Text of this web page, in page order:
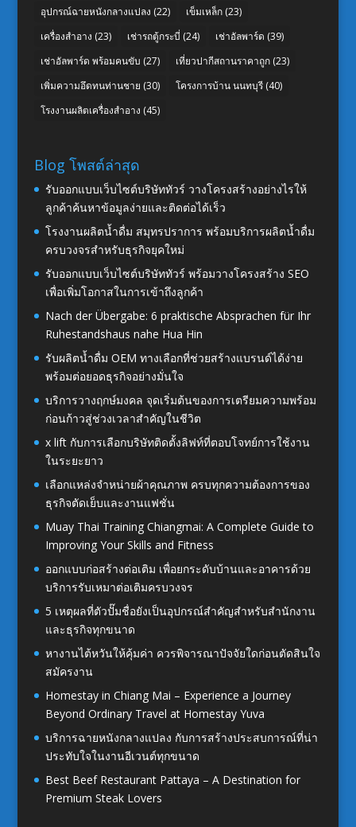
อุปกรณ์ฉายหนังกลางแปลง (22) เข็มเหล็ก(23)
เครื่องสำอาง (23) เช่ารถตู้กระบี่ (24) เช่าอัลพาร์ด (39)
เช่าอัลพาร์ด พร้อมคนขับ (27) เที่ยวปากีสถานราคาถูก(23)
เพิ่มความอึดทนท่านชาย (30) โครงการบ้าน นนทบุรี(40)
โรงงานผลิตเครื่องสำอาง (45)
Blog โพสต์ล่าสุด
รับออกแบบเว็บไซต์บริษัททัวร์ วางโครงสร้างอย่างไรให้
ลูกค้าค้นหาข้อมูลง่ายและติดต่อได้เร็ว
โรงงานผลิตน้ำดื่ม สมุทรปราการ พร้อมบริการผลิตน้ำดื่ม
ครบวงจรสำหรับธุรกิจยุคใหม่
รับออกแบบเว็บไซต์บริษัททัวร์ พร้อมวางโครงสร้าง SEO
เพื่อเพิ่มโอกาสในการเข้าถึงลูกค้า
Nach der Übergabe: 6 praktische Absprachen für Ihr
Ruhestandshaus nahe Hua Hin
รับผลิตน้ำดื่ม OEM ทางเลือกที่ช่วยสร้างแบรนด์ได้ง่าย
พร้อมต่อยอดธุรกิจอย่างมั่นใจ
บริการวางฤกษ์มงคล จุดเริ่มต้นของการเตรียมความพร้อม
ก่อนก้าวสู่ช่วงเวลาสำคัญในชีวิต
x lift กับการเลือกบริษัทติดตั้งลิฟท์ที่ตอบโจทย์การใช้งาน
ในระยะยาว
เลือกแหล่งจำหน่ายผ้าคุณภาพ ครบทุกความต้องการของ
ธุรกิจตัดเย็บและงานแฟชั่น
Muay Thai Training Chiangmai: A Complete Guide to
Improving Your Skills and Fitness
ออกแบบก่อสร้างต่อเติม เพื่อยกระดับบ้านและอาคารด้วย
บริการรับเหมาต่อเติมครบวงจร
5 เหตุผลที่ตัวปั๊มชื่อยังเป็นอุปกรณ์สำคัญสำหรับสำนักงาน
และธุรกิจทุกขนาด
หางานไต้หวันให้คุ้มค่า ควรพิจารณาปัจจัยใดก่อนตัดสินใจ
สมัครงาน
Homestay in Chiang Mai – Experience a Journey
Beyond Ordinary Travel at Homestay Yuva
บริการฉายหนังกลางแปลง กับการสร้างประสบการณ์ที่น่า
ประทับใจในงานอีเวนต์ทุกขนาด
Best Beef Restaurant Pattaya – A Destination for
Premium Steak Lovers